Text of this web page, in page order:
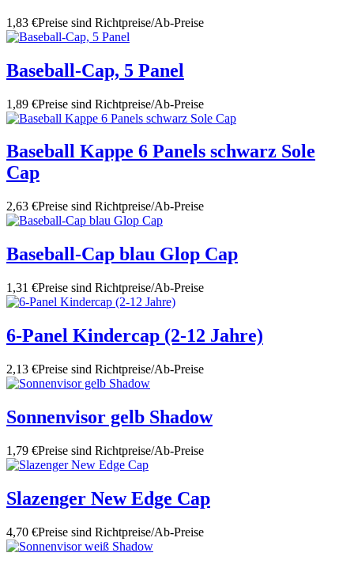
1,83 €Preise sind Richtpreise/Ab-Preise
Baseball-Cap, 5 Panel
1,89 €Preise sind Richtpreise/Ab-Preise
Baseball Kappe 6 Panels schwarz Sole
Cap
2,63 €Preise sind Richtpreise/Ab-Preise
Baseball-Cap blau Glop Cap
1,31 €Preise sind Richtpreise/Ab-Preise
6-Panel Kindercap (2-12 Jahre)
2,13 €Preise sind Richtpreise/Ab-Preise
Sonnenvisor gelb Shadow
1,79 €Preise sind Richtpreise/Ab-Preise
Slazenger New Edge Cap
4,70 €Preise sind Richtpreise/Ab-Preise